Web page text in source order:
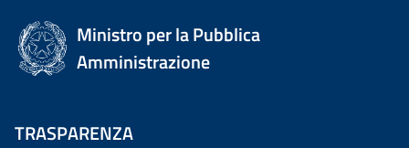
Ministro per la Pubblica
Amministrazione
TRASPARENZA